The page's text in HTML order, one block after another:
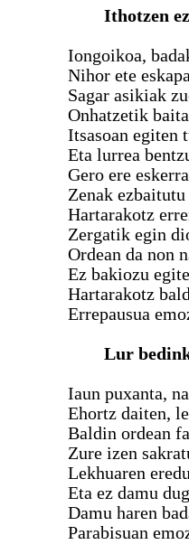
Ithotzen
Iongoikoa,
Nihor ete
Sagar asikiak
Onhatzetik
Itsasoan egiten
Eta lurrea
Gero ere
Zenak
Hartarakotz
Zergatik egin
Ordean da non
Ez bakiozu
Hartarakotz
Errepausua
Lur
Iaun puxanta,
Ehortz daiten,
Baldin ordean
Zure izen
Lekhuaren
Eta ez damu
Damu haren
Parabisuan